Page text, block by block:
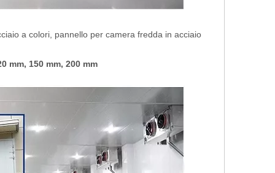
a colori, pannello per camera fredda in acciaio
mm, 150 mm, 200 mm